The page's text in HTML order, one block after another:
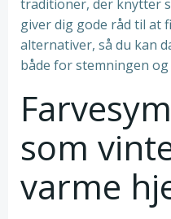
traditioner, der knytter
giver dig gode råd til at
alternativer, så du kan
både for stemningen
som
varme